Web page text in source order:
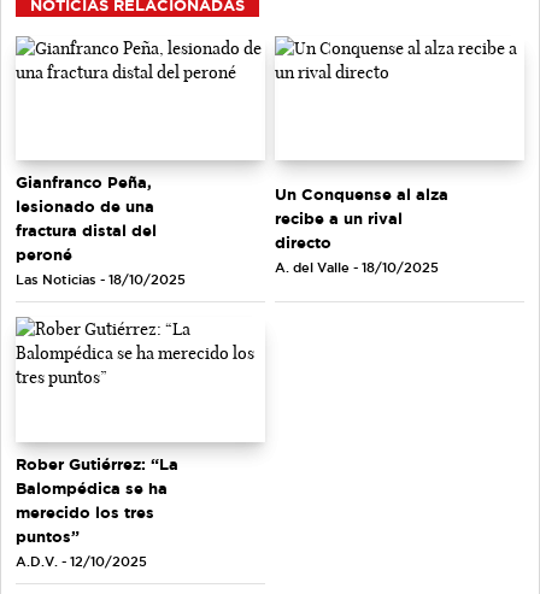
NOTICIAS RELACIONADAS
Gianfranco Peña,
lesionado de una
fractura distal del
peroné
Las Noticias - 18/10/2025
Un Conquense al alza
recibe a un rival
directo
A. del Valle - 18/10/2025
Rober Gutiérrez: “La
Balompédica se ha
merecido los tres
puntos”
A.D.V. - 12/10/2025